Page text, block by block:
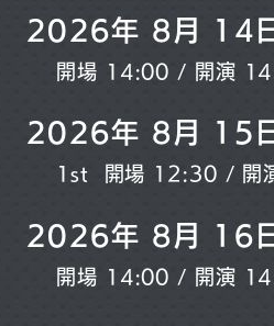
2026年 8月 14
開場 14:00 / 開演
2026年 8月 15
1st 開場 12:30 /
2026年 8月 16
開場 14:00 / 開演